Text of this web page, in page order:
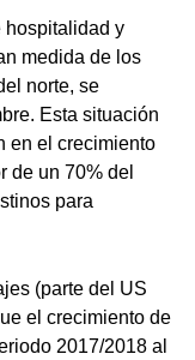
hospitalidad y
medida de los
norte, se
Esta situación
en el crecimiento
de un 70% del
para
(parte del US
el crecimiento de
2017/2018 al